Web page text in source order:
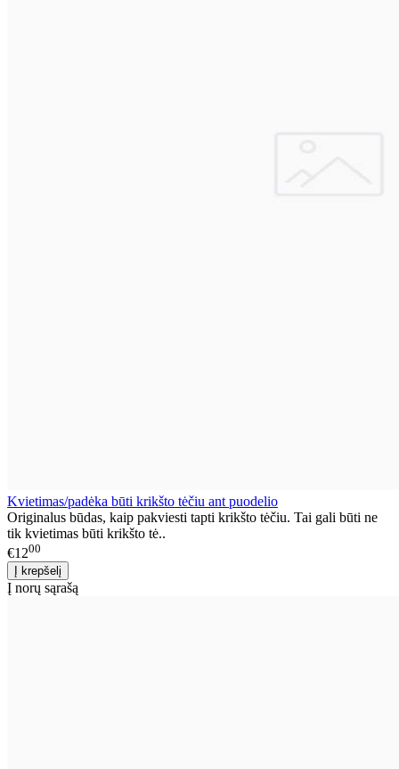
Kvietimas/padėka būti krikšto tėčiu ant puodelio
Originalus būdas, kaip pakviesti tapti krikšto tėčiu. Tai gali būti ne
tik kvietimas būti krikšto tė..
€1200
Į norų sąrašą